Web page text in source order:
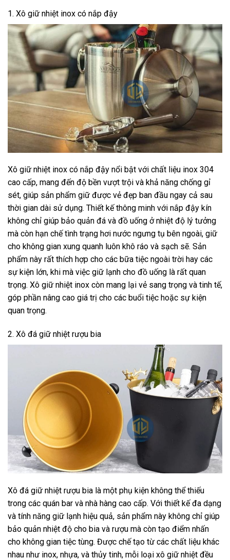
1. Xô giữ nhiệt inox có nắp đậy
Xô giữ nhiệt inox có nắp đậy nổi bật với chất liệu inox 304
cao cấp, mang đến độ bền vượt trội và khả năng chống gỉ
sét, giúp sản phẩm giữ được vẻ đẹp ban đầu ngay cả sau
thời gian dài sử dụng. Thiết kế thông minh với nắp đậy kín
không chỉ giúp bảo quản đá và đồ uống ở nhiệt độ lý tưởng
mà còn hạn chế tình trạng hơi nước ngưng tụ bên ngoài, giữ
cho không gian xung quanh luôn khô ráo và sạch sẽ. Sản
phẩm này rất thích hợp cho các bữa tiệc ngoài trời hay các
sự kiện lớn, khi mà việc giữ lạnh cho đồ uống là rất quan
trọng. Xô giữ nhiệt inox còn mang lại vẻ sang trọng và tinh tế,
góp phần nâng cao giá trị cho các buổi tiệc hoặc sự kiện
quan trọng.
2. Xô đá giữ nhiệt rượu bia
Xô đá giữ nhiệt rượu bia là một phụ kiện không thể thiếu
trong các quán bar và nhà hàng cao cấp. Với thiết kế đa dạng
và tính năng giữ lạnh hiệu quả, sản phẩm này không chỉ giúp
bảo quản nhiệt độ cho bia và rượu mà còn tạo điểm nhấn
cho không gian tiệc tùng. Được chế tạo từ các chất liệu khác
nhau như inox, nhựa, và thủy tinh, mỗi loại xô giữ nhiệt đều